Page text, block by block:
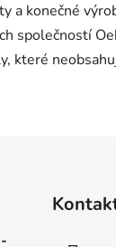
konečné
společností
které